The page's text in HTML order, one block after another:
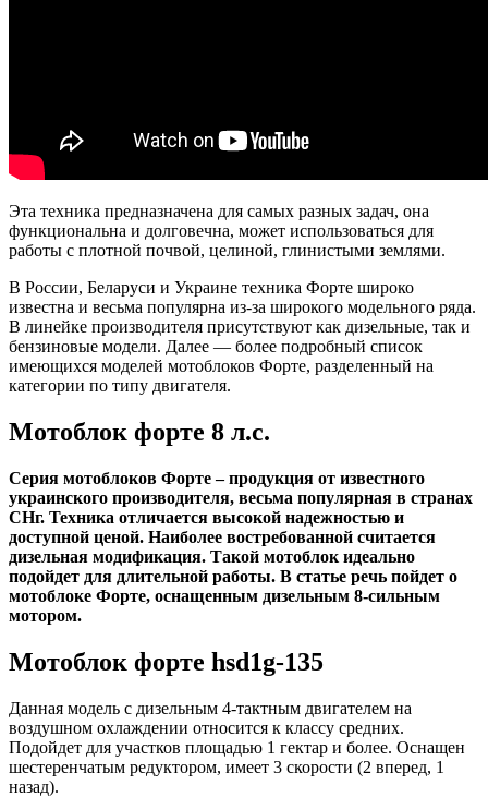
Эта техника предназначена для самых разных задач, она
функциональна и долговечна, может использоваться для
работы с плотной почвой, целиной, глинистыми землями.
В России, Беларуси и Украине техника Форте широко
известна и весьма популярна из-за широкого модельного ряда.
В линейке производителя присутствуют как дизельные, так и
бензиновые модели. Далее — более подробный список
имеющихся моделей мотоблоков Форте, разделенный на
категории по типу двигателя.
Мотоблок форте 8 л.с.
Серия мотоблоков Форте – продукция от известного
украинского производителя, весьма популярная в странах
СНг. Техника отличается высокой надежностью и
доступной ценой. Наиболее востребованной считается
дизельная модификация. Такой мотоблок идеально
подойдет для длительной работы. В статье речь пойдет о
мотоблоке Форте, оснащенным дизельным 8-сильным
мотором.
Мотоблок форте hsd1g-135
Данная модель с дизельным 4-тактным двигателем на
воздушном охлаждении относится к классу средних.
Подойдет для участков площадью 1 гектар и более. Оснащен
шестеренчатым редуктором, имеет 3 скорости (2 вперед, 1
назад).